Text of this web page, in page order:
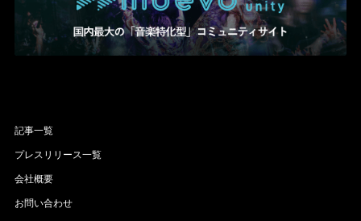
記事一覧
プレスリリース一覧
会社概要
お問い合わせ